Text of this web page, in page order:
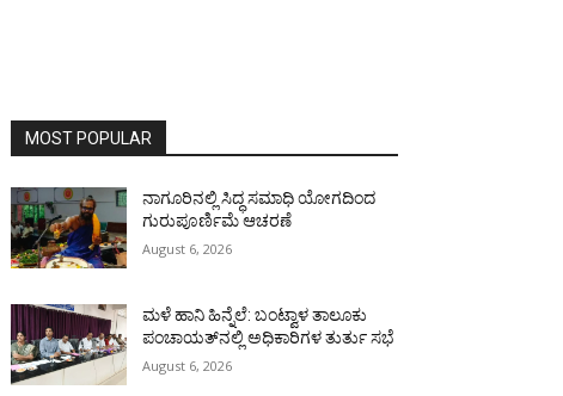
MOST POPULAR
ನಾಗೂರಿನಲ್ಲಿ ಸಿದ್ಧ ಸಮಾಧಿ ಯೋಗದಿಂದ
ಗುರುಪೂರ್ಣಿಮೆ ಆಚರಣೆ
August 6, 2026
ಮಳೆ ಹಾನಿ ಹಿನ್ನೆಲೆ: ಬಂಟ್ವಾಳ ತಾಲೂಕು
ಪಂಚಾಯತ್‌ನಲ್ಲಿ ಅಧಿಕಾರಿಗಳ ತುರ್ತು ಸಭೆ
August 6, 2026